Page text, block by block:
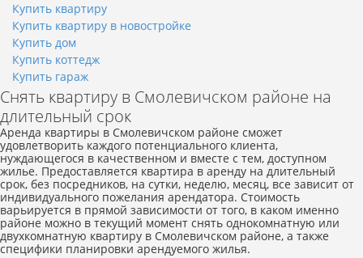
Купить квартиру
Купить квартиру в новостройке
Купить дом
Купить коттедж
Купить гараж
Снять квартиру в Смолевичском районе на
длительный срок
Аренда квартиры в Смолевичском районе сможет
удовлетворить каждого потенциального клиента,
нуждающегося в качественном и вместе с тем, доступном
жилье. Предоставляется квартира в аренду на длительный
срок, без посредников, на сутки, неделю, месяц, все зависит от
индивидуального пожелания арендатора. Стоимость
варьируется в прямой зависимости от того, в каком именно
районе можно в текущий момент снять однокомнатную или
двухкомнатную квартиру в Смолевичском районе, а также
специфики планировки арендуемого жилья.